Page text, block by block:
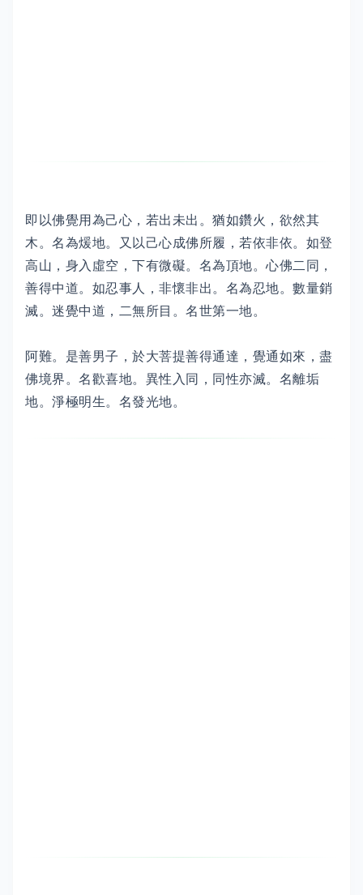
即以佛覺用為己心，若出未出。猶如鑽火，欲然其
木。名為煖地。又以己心成佛所履，若依非依。如登
高山，身入虛空，下有微礙。名為頂地。心佛二同，
善得中道。如忍事人，非懷非出。名為忍地。數量銷
滅。迷覺中道，二無所目。名世第一地。
阿難。是善男子，於大菩提善得通達，覺通如來，盡
佛境界。名歡喜地。異性入同，同性亦滅。名離垢
地。淨極明生。名發光地。